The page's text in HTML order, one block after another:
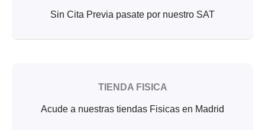
Sin Cita Previa pasate por nuestro SAT
TIENDA FISICA
Acude a nuestras tiendas Fisicas en Madrid